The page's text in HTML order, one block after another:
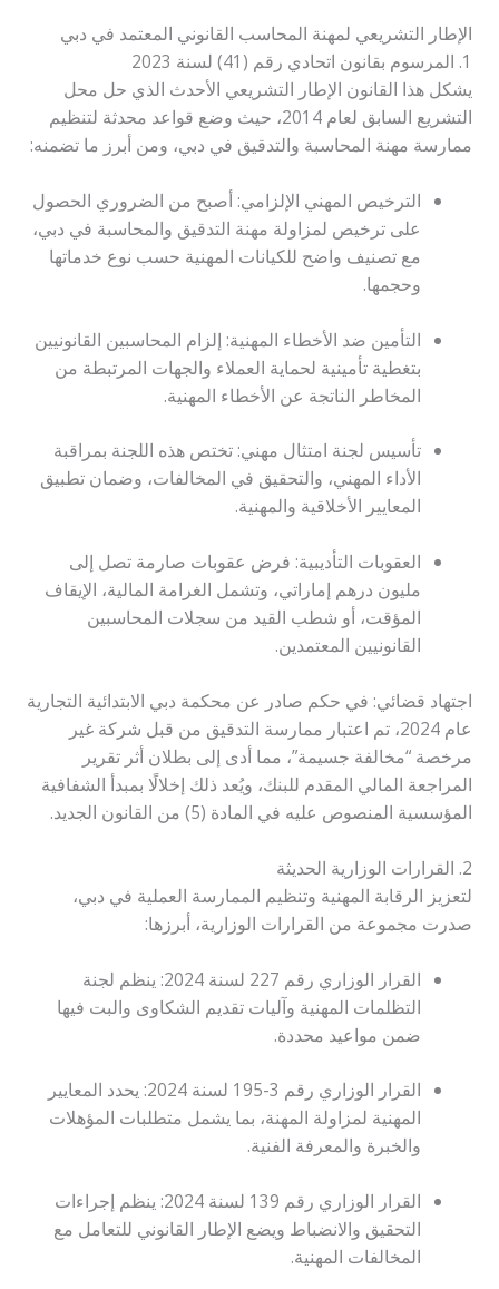
الإطار التشريعي لمهنة المحاسب القانوني المعتمد في دبي
يشكل هذا القانون الإطار التشريعي الأحدث الذي حل محل
التشريع السابق لعام 2014، حيث وضع قواعد محدثة لتنظيم
ممارسة مهنة المحاسبة والتدقيق في دبي، ومن أبرز ما تضمنه:
الترخيص المهني الإلزامي: أصبح من الضروري الحصول
على ترخيص لمزاولة مهنة التدقيق والمحاسبة في دبي،
مع تصنيف واضح للكيانات المهنية حسب نوع خدماتها
وحجمها.
التأمين ضد الأخطاء المهنية: إلزام المحاسبين القانونيين
بتغطية تأمينية لحماية العملاء والجهات المرتبطة من
المخاطر الناتجة عن الأخطاء المهنية.
تأسيس لجنة امتثال مهني: تختص هذه اللجنة بمراقبة
الأداء المهني، والتحقيق في المخالفات، وضمان تطبيق
المعايير الأخلاقية والمهنية.
العقوبات التأديبية: فرض عقوبات صارمة تصل إلى
مليون درهم إماراتي، وتشمل الغرامة المالية، الإيقاف
المؤقت، أو شطب القيد من سجلات المحاسبين
القانونيين المعتمدين.
اجتهاد قضائي: في حكم صادر عن محكمة دبي الابتدائية التجارية
عام 2024، تم اعتبار ممارسة التدقيق من قبل شركة غير
مرخصة “مخالفة جسيمة”، مما أدى إلى بطلان أثر تقرير
المراجعة المالي المقدم للبنك، ويُعد ذلك إخلالًا بمبدأ الشفافية
المؤسسية المنصوص عليه في المادة (5) من القانون الجديد.
لتعزيز الرقابة المهنية وتنظيم الممارسة العملية في دبي،
صدرت مجموعة من القرارات الوزارية، أبرزها:
القرار الوزاري رقم 227 لسنة 2024: ينظم لجنة
التظلمات المهنية وآليات تقديم الشكاوى والبت فيها
ضمن مواعيد محددة.
القرار الوزاري رقم 3-195 لسنة 2024: يحدد المعايير
المهنية لمزاولة المهنة، بما يشمل متطلبات المؤهلات
والخبرة والمعرفة الفنية.
القرار الوزاري رقم 139 لسنة 2024: ينظم إجراءات
التحقيق والانضباط ويضع الإطار القانوني للتعامل مع
المخالفات المهنية.